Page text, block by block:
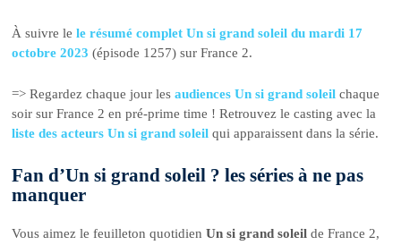
À suivre lele résumé complet Un si grand soleil du mardi 17
octobre 2023 (épisode 1257) sur France 2.
=> Regardez chaque jour lesaudiences Un si grand soleil chaque
soir sur France 2 en pré-prime time ! Retrouvez le casting avec la
liste des acteurs Un si grand soleil qui apparaissent dans la série.
Fan d’Un si grand soleil ? les séries à ne pas
manquer
Vous aimez le feuilleton quotidienUn si grand soleil de France 2,